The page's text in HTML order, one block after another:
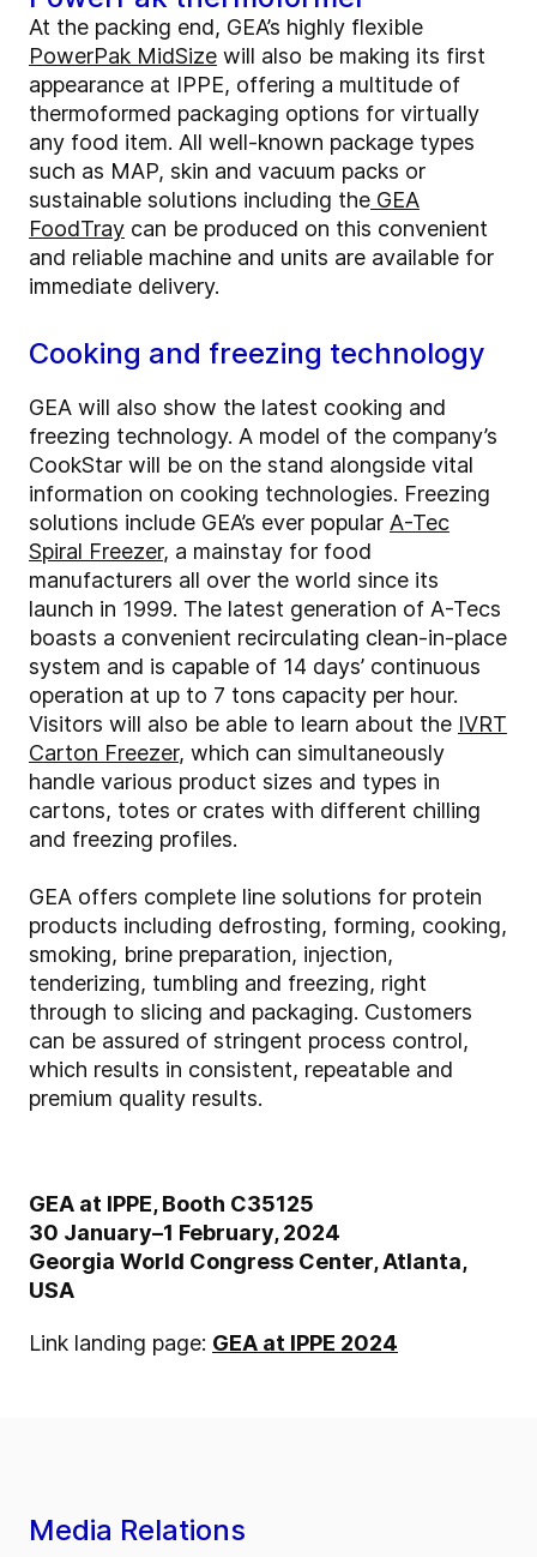
At the packing end, GEA’s highly flexible
PowerPak MidSize will also be making its first
appearance at IPPE, offering a multitude of
thermoformed packaging options for virtually
any food item. All well-known package types
such as MAP, skin and vacuum packs or
sustainable solutions including the GEA
FoodTray can be produced on this convenient
and reliable machine and units are available for
immediate delivery.
Cooking and freezing technology
GEA will also show the latest cooking and
freezing technology. A model of the company’s
CookStar will be on the stand alongside vital
information on cooking technologies. Freezing
solutions include GEA’s ever popular A-Tec
Spiral Freezer, a mainstay for food
manufacturers all over the world since its
launch in 1999. The latest generation of A-Tecs
boasts a convenient recirculating clean-in-place
system and is capable of 14 days’ continuous
operation at up to 7 tons capacity per hour.
Visitors will also be able to learn about the IVRT
Carton Freezer, which can simultaneously
handle various product sizes and types in
cartons, totes or crates with different chilling
and freezing profiles.
GEA offers complete line solutions for protein
products including defrosting, forming, cooking,
smoking, brine preparation, injection,
tenderizing, tumbling and freezing, right
through to slicing and packaging. Customers
can be assured of stringent process control,
which results in consistent, repeatable and
premium quality results.
GEA at IPPE, Booth C35125
30 January–1 February, 2024
Georgia World Congress Center, Atlanta,
USA
Link landing page: GEA at IPPE 2024
Media Relations